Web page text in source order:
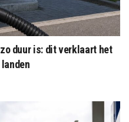
duur is: dit verklaart het